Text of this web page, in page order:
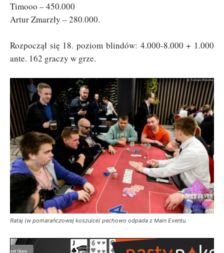
Timooo – 450.000
Artur Zmarzły – 280.000.
Rozpoczął się 18. poziom blindów: 4.000-8.000 + 1.000
ante. 162 graczy w grze.
Rataj (w pomarańczowej koszulce) pechowo odpada z Main Eventu.